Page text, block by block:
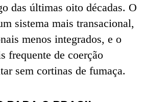
das últimas oito décadas. O
sistema mais transacional,
menos integrados, e o
frequente de coerção
sem cortinas de fumaça.